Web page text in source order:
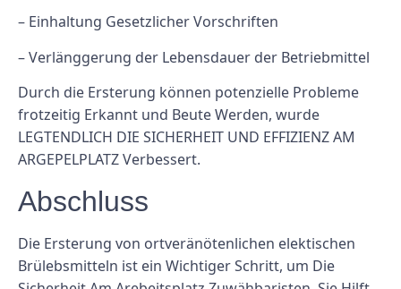
– Einhaltung Gesetzlicher Vorschriften
– Verlänggerung der Lebensdauer der Betriebmittel
Durch die Ersterung können potenzielle Probleme
frotzeitig Erkannt und Beute Werden, wurde
LEGTENDLICH DIE SICHERHEIT UND EFFIZIENZ AM
ARGEPELPLATZ Verbessert.
Abschluss
Die Ersterung von ortveränötenlichen elektischen
Brülebsmitteln ist ein Wichtiger Schritt, um Die